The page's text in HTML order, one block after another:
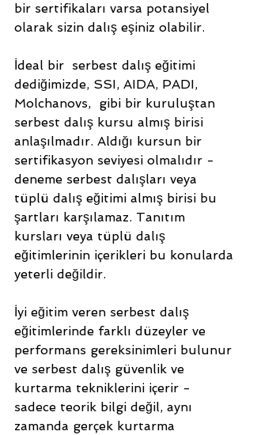
bir sertifikaları varsa potansiyel
olarak sizin dalış eşiniz olabilir.
İdeal bir  serbest dalış eğitimi
dediğimizde, SSI, AIDA, PADI,
Molchanovs,  gibi bir kuruluştan
serbest dalış kursu almış birisi
anlaşılmadır. Aldığı kursun bir
sertifikasyon seviyesi olmalıdır -
deneme serbest dalışları veya
tüplü dalış eğitimi almış birisi bu
şartları karşılamaz. Tanıtım
kursları veya tüplü dalış
eğitimlerinin içerikleri bu konularda
yeterli değildir.
İyi eğitim veren serbest dalış
eğitimlerinde farklı düzeyler ve
performans gereksinimleri bulunur
ve serbest dalış güvenlik ve
kurtarma tekniklerini içerir -
sadece teorik bilgi değil, aynı
zamanda gerçek kurtarma